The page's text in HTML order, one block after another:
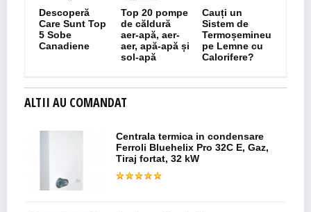
Descoperă
Care Sunt Top
5 Sobe
Canadiene
Top 20 pompe
de căldură
aer-apă, aer-
aer, apă-apă și
sol-apă
Cauți un
Sistem de
Termoșemineu
pe Lemne cu
Calorifere?
ALTII AU COMANDAT
Centrala termica in condensare
Ferroli Bluehelix Pro 32C E, Gaz,
Tiraj fortat, 32 kW